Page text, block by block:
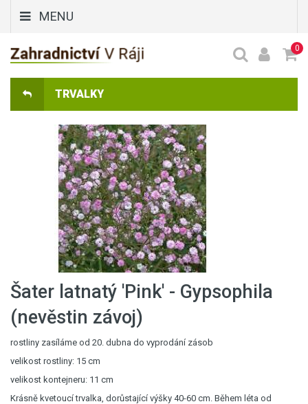
MENU
0
TRVALKY
Šater latnatý 'Pink' - Gypsophila
(nevěstin závoj)
rostliny zasíláme od 20. dubna do vyprodání zásob
velikost rostliny: 15 cm
velikost kontejneru: 11 cm
Krásně kvetoucí trvalka, dorůstající výšky 40-60 cm. Během léta od